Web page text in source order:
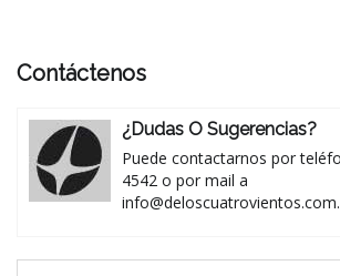
Contáctenos
¿Dudas O Sugerencias?
Puede contactarnos por
4542 o por mail a